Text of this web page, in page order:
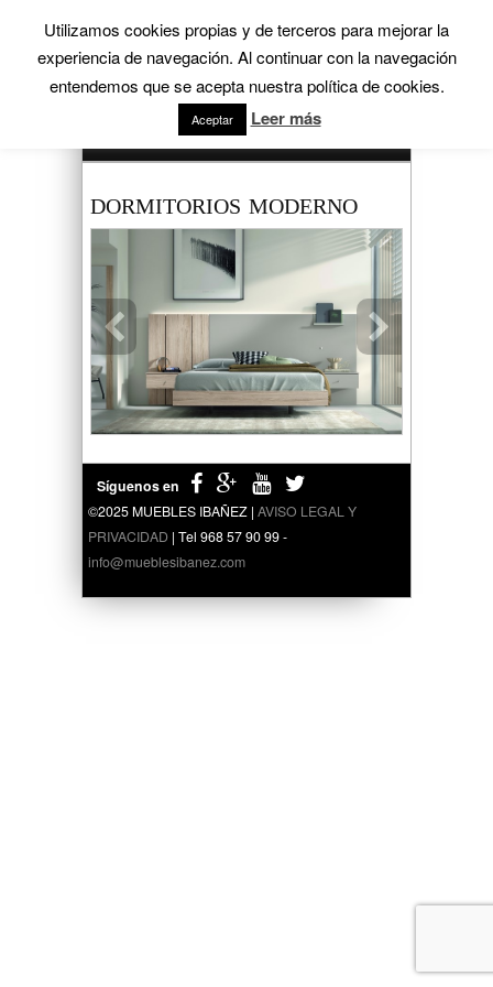
Menú
Productos
DORMITORIOS MODERNO
Síguenos en
©2025 MUEBLES IBAÑEZ | AVISO LEGAL Y
PRIVACIDAD | Tel 968 57 90 99 -
info@mueblesibanez.com
Utilizamos cookies propias y de terceros para mejorar la
experiencia de navegación. Al continuar con la navegación
entendemos que se acepta nuestra política de cookies.
Aceptar Leer más